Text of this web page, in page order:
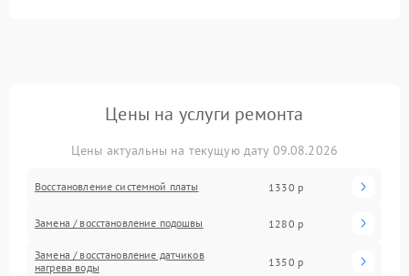
Цены на услуги ремонта
Цены актуальны на текущую дату 09.08.2026
Восстановление системной платы 1330 р
Замена / восстановление подошвы 1280 р
Замена / восстановление датчиков
нагрева воды
1350 р